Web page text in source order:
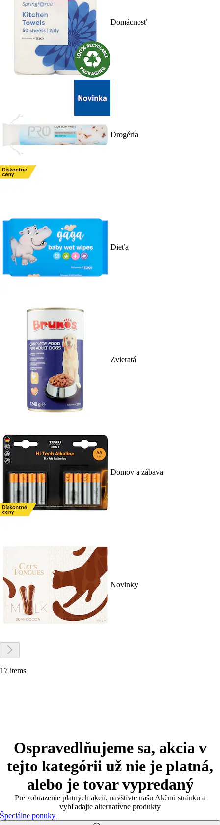
Domácnosť
Drogéria
Dieťa
Zvieratá
Domov a zábava
Novinky
17 items
Ospravedlňujeme sa, akcia v
tejto kategórii už nie je platná,
alebo je tovar vypredaný
Pre zobrazenie platných akcií, navštívte našu Akčnú stránku a
vyhľadajte alternatívne produkty
Špeciálne ponuky